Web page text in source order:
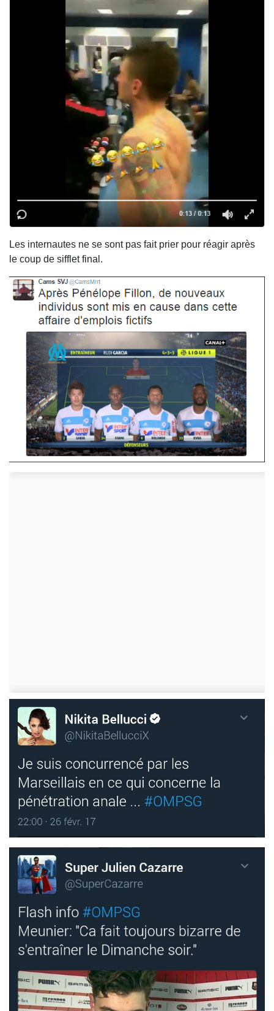
Les internautes ne se sont pas fait prier pour réagir après
le coup de sifflet final.